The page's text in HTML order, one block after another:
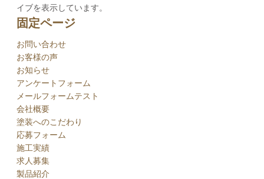
イブを表示しています。
固定ページ
お問い合わせ
お客様の声
お知らせ
アンケートフォーム
メールフォームテスト
会社概要
塗装へのこだわり
応募フォーム
施工実績
求人募集
製品紹介